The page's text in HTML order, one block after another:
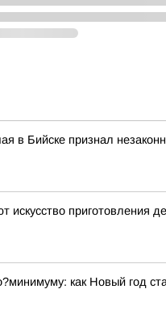
в Бийске признал
искусство приготовления
как Новый год